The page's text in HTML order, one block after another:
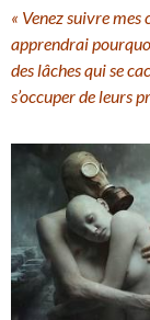
« Venez suivre
apprendrai
des lâches qui se
s’occuper de leurs